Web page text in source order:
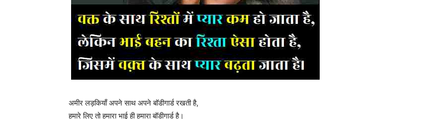
अमीर लड़कियाँ अपने साथ अपने बॉडीगार्ड रखती है,
हमारे लिए तो हमारा भाई ही हमारा बॉडीगार्ड है।